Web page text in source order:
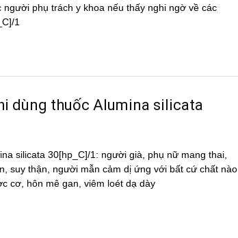
phụ trách y khoa nếu thấy nghi ngờ về các
1
dùng thuốc Alumina silicata
silicata 30[hp_C]/1: người già, phụ nữ mang thai,
suy thận, người mẫn cảm dị ứng với bất cứ chất nào
cơ, hôn mê gan, viêm loét dạ dày